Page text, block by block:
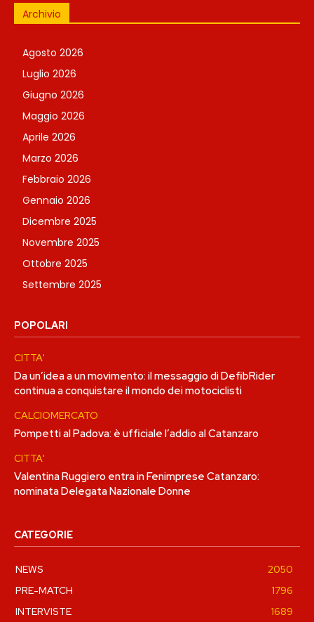
Archivio
Agosto 2026
Luglio 2026
Giugno 2026
Maggio 2026
Aprile 2026
Marzo 2026
Febbraio 2026
Gennaio 2026
Dicembre 2025
Novembre 2025
Ottobre 2025
Settembre 2025
POPOLARI
CITTA'
Da un’idea a un movimento: il messaggio di DefibRider
continua a conquistare il mondo dei motociclisti
CALCIOMERCATO
Pompetti al Padova: è ufficiale l’addio al Catanzaro
CITTA'
Valentina Ruggiero entra in Fenimprese Catanzaro:
nominata Delegata Nazionale Donne
CATEGORIE
NEWS
2050
PRE-MATCH
1796
INTERVISTE
1689